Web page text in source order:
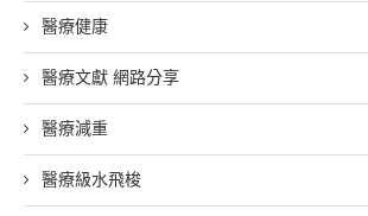
醫療健康
醫療文獻 網路分享
醫療減重
醫療級水飛梭